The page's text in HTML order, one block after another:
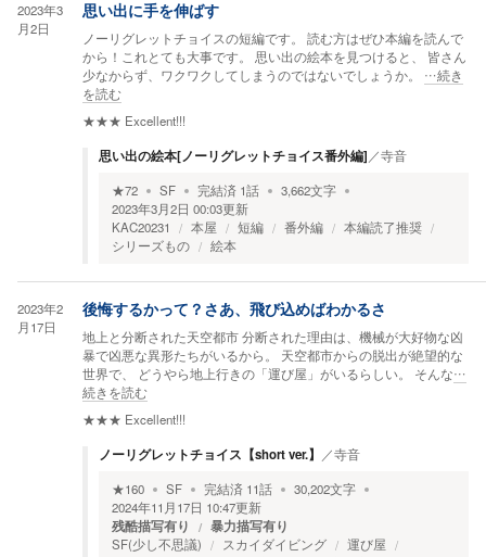
2023年3
月2日
思い出に手を伸ばす
ノーリグレットチョイスの短編です。 読む方はぜひ本編を読んで
から！これとても大事です。 思い出の絵本を見つけると、 皆さん
少なからず、ワクワクしてしまうのではないでしょうか。 …続き
を読む
★★★ Excellent!!!
思い出の絵本[ノーリグレットチョイス番外編] ／寺音
★72 SF 完結済 1話 3,662文字
2023年3月2日 00:03更新
KAC20231
本屋 短編 番外編
本編読了推奨
シリーズもの
絵本
2023年2
月17日
後悔するかって？さあ、飛び込めばわかるさ
地上と分断された天空都市 分断された理由は、機械が大好物な凶
暴で凶悪な異形たちがいるから。 天空都市からの脱出が絶望的な
世界で、 どうやら地上行きの「運び屋」がいるらしい。 そんな…
続きを読む
★★★ Excellent!!!
ノーリグレットチョイス【short ver.】 ／寺音
★160 SF 完結済 11話 30,202文字
2024年11月17日 10:47更新
残酷描写有り 暴力描写有り
SF(少し不思議) スカイダイビング
運び屋